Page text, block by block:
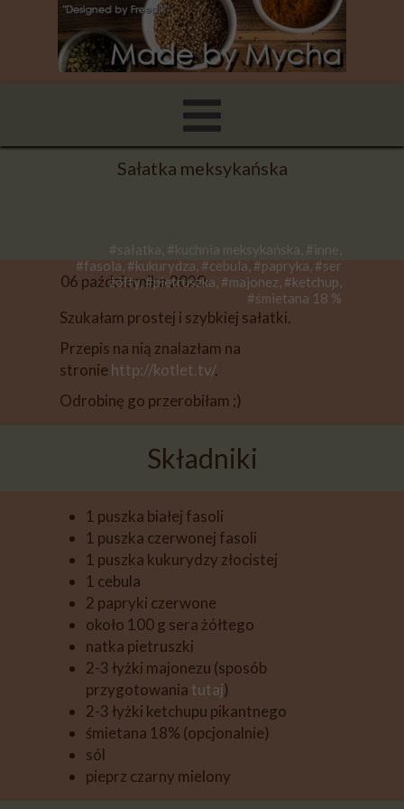
#sałatka, #kuchnia meksykańska, #inne,
#fasola, #kukurydza, #cebula, #papryka, #ser
żółty, #pietruszka, #majonez, #ketchup,
#śmietana 18 %
06 października 2020
Sałatka meksykańska
Szukałam prostej i szybkiej sałatki.
Przepis na nią znalazłam na
stronie http://kotlet.tv/.
Odrobinę go przerobiłam ;)
Składniki
1 puszka białej fasoli
1 puszka czerwonej fasoli
1 puszka kukurydzy złocistej
1 cebula
2 papryki czerwone
około 100 g sera żółtego
natka pietruszki
2-3 łyżki majonezu (sposób
przygotowania tutaj)
2-3 łyżki ketchupu pikantnego
śmietana 18% (opcjonalnie)
sól
pieprz czarny mielony